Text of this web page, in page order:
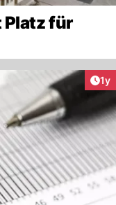
Platz für
1y